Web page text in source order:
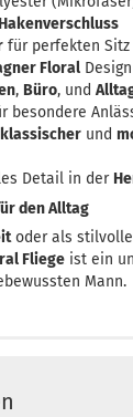
für perfekten Sitz
Floral Design
, Büro, und
besondere
klassischer und
Detail in der
den Alltag
oder als
Fliege ist ein
Mann.